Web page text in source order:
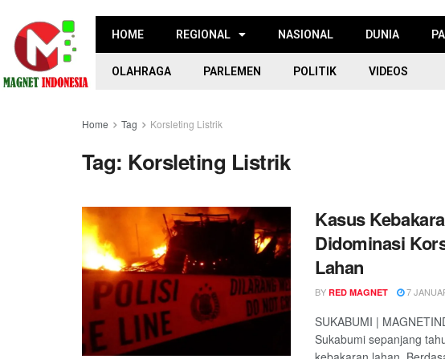
HOME REGIONAL NASIONAL DUNIA
OLAHRAGA PARLEMEN POLITIK VIDEOS
Home Tag Korsleting Listrik
Tag: Korsleting Listrik
Kasus
Didominasi
Lahan
BY RED MAGNET 7
SUKABUMI |
Sukabumi sepanjang